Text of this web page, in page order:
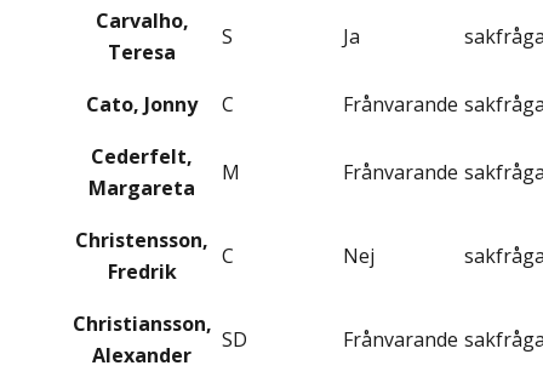
Carvalho,
Teresa
S Ja
Cato, Jonny C Frånvarande
Cederfelt,
Margareta
M Frånvarande
Christensson,
Fredrik
C Nej
Christiansson,
Alexander
SD Frånvarande